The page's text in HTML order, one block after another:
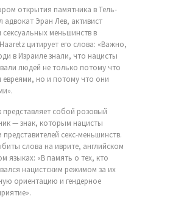
открытия памятника в Тель-
адвокат Эран Лев, активист
сексуальных меньшинств в
цитирует его слова: «Важно,
в Израиле знали, что нацисты
людей не только потому что
но и потому что они
представляет собой розовый
— знак, которым нацисты
секс-меньшинств.
слова на иврите, английском
языках: «В память о тех, кто
нацистским режимом за их
ориентацию и гендерное